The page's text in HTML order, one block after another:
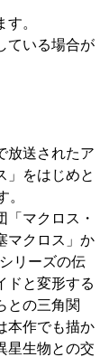
。
ている場合が
放送されたア
」をはじめと
。
マクロス・
マクロス」か
リーズの伝
ドと変形する
との三角関
本作でも描か
星生物との交